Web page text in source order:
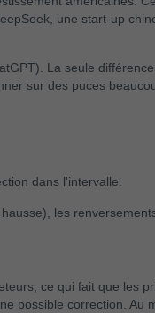
une start-up
La seule
sur des puces
dans l'intervalle.
les
ce qui fait que les
possible correction. Au